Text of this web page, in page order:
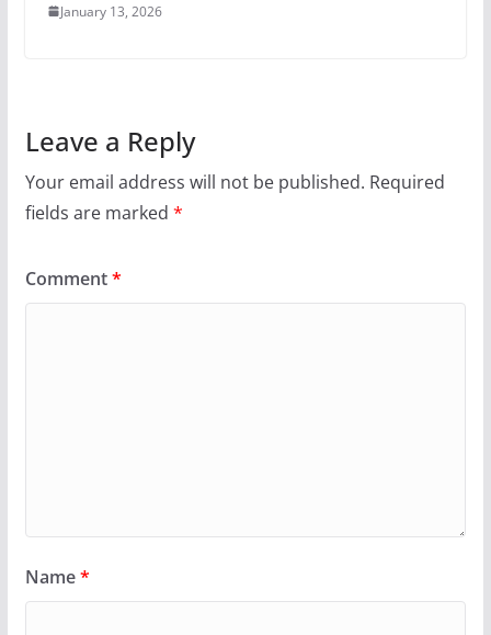
January 13, 2026
Leave a Reply
Your email address will not be published. Required
fields are marked *
Comment*
Name*